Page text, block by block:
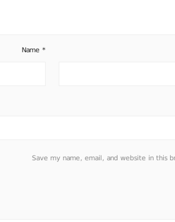
Name*
Save my name, email, and website in this